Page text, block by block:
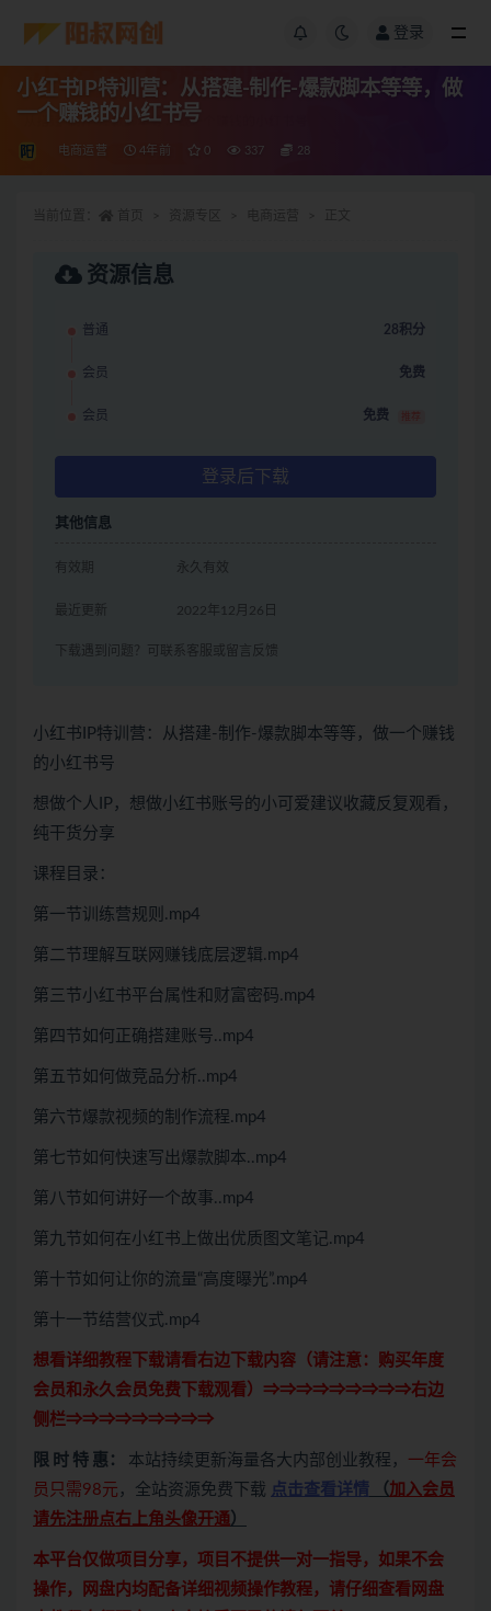
登录
小红书IP特训营：从搭建-制作-爆款脚本等等，做
一个赚钱的小红书号
电商运营 4年前 0 337 28
资源信息
普通 28积分
会员 免费
会员 免费 推荐
登录后下载
其他信息
有效期 永久有效
最近更新 2022年12月26日
下载遇到问题？可联系客服或留言反馈
小红书IP特训营：从搭建-制作-爆款脚本等等，做一个赚钱
的小红书号
想做个人IP，想做小红书账号的小可爱建议收藏反复观看，
纯干货分享
课程目录：
第一节训练营规则.mp4
第二节理解互联网赚钱底层逻辑.mp4
第三节小红书平台属性和财富密码.mp4
第四节如何正确搭建账号..mp4
第五节如何做竞品分析..mp4
第六节爆款视频的制作流程.mp4
第七节如何快速写出爆款脚本..mp4
第八节如何讲好一个故事..mp4
第九节如何在小红书上做出优质图文笔记.mp4
第十节如何让你的流量“高度曝光”.mp4
第十一节结营仪式.mp4
想看详细教程下载请看右边下载内容（请注意： 购买年度
会员和永久会员免费下载观看）⇒⇒⇒⇒⇒⇒⇒⇒⇒右边
侧栏⇒⇒⇒⇒⇒⇒⇒⇒⇒
限 时 特 惠： 本站持续更新海量各大内部创业教程， 一年会
员只需98元 ，全站资源免费下载 点击查看详情 （加入会员
请先注册点右上角头像开通）
本平台仅做项目分享，项目不提供一对一指导，如果不会
操作，网盘内均配备详细视频操作教程，请仔细查看网盘